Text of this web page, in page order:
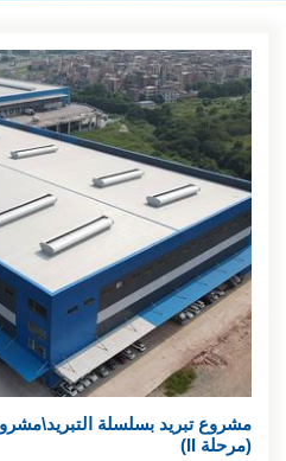
مشروع تبريد بسلسلة
(مرحلة II)